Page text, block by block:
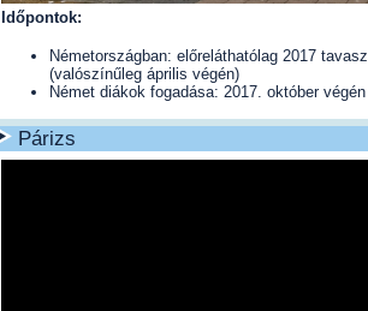
Időpontok:
Németországban: előreláthatólag 2017
(valószínűleg április végén)
Német diákok fogadása: 2017. október végén
Párizs